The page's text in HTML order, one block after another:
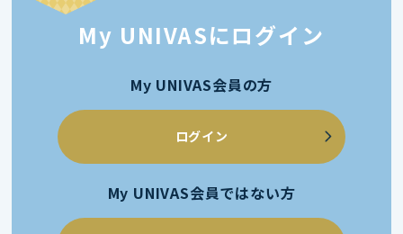
My UNIVASにログイン
My UNIVAS会員の方
ログイン
My UNIVAS会員ではない方